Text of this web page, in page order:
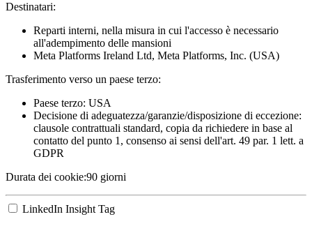
Destinatari:
Reparti interni, nella misura in cui l'accesso è necessario
all'adempimento delle mansioni
Meta Platforms Ireland Ltd, Meta Platforms, Inc. (USA)
Trasferimento verso un paese terzo:
Paese terzo: USA
Decisione di adeguatezza/garanzie/disposizione di eccezione:
clausole contrattuali standard, copia da richiedere in base al
contatto del punto 1, consenso ai sensi dell'art. 49 par. 1 lett. a
GDPR
Durata dei cookie:90 giorni
LinkedIn Insight Tag